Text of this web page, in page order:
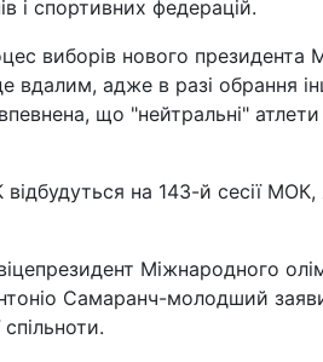
і спортивних федерацій.
виборів нового президента
вдалим, адже в разі обрання
що "нейтральні"
на 143-й сесії
Міжнародного
Самаранч-молодший